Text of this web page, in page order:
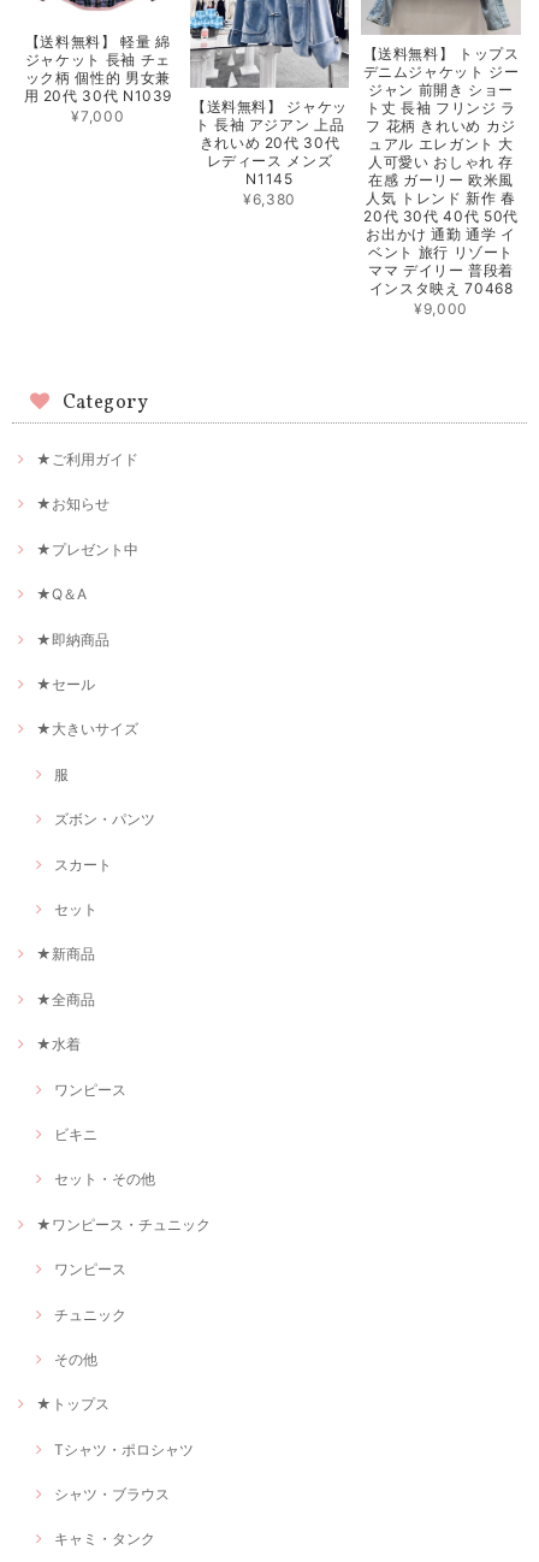
【送料無料】 軽量 綿
ジャケット 長袖 チェ
ック柄 個性的 男女兼
用 20代 30代 N1039
¥7,000
【送料無料】 ジャケッ
ト 長袖 アジアン 上品
きれいめ 20代 30代
レディース メンズ
N1145
¥6,380
【送料無料】 トップス
デニムジャケット ジー
ジャン 前開き ショー
ト丈 長袖 フリンジ ラ
フ 花柄 きれいめ カジ
ュアル エレガント 大
人可愛い おしゃれ 存
在感 ガーリー 欧米風
人気 トレンド 新作 春
20代 30代 40代 50代
お出かけ 通勤 通学 イ
ベント 旅行 リゾート
ママ デイリー 普段着
インスタ映え 70468
¥9,000
Category
★ご利用ガイド
★お知らせ
★プレゼント中
★Q＆A
★即納商品
★セール
★大きいサイズ
服
ズボン・パンツ
スカート
セット
★新商品
★全商品
★水着
ワンピース
ビキニ
セット・その他
★ワンピース・チュニック
ワンピース
チュニック
その他
★トップス
Tシャツ・ポロシャツ
シャツ・ブラウス
キャミ・タンク